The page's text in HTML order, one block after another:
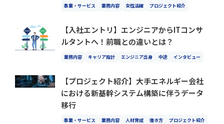
事業・サービス 業務内容 女性活躍 プロジェクト紹介
【入社エントリ】エンジニアからITコンサ
ルタントへ！前職との違いとは？
業務内容 キャリア設計 エンジニア出身 中途 インタビュー
【プロジェクト紹介】大手エネルギー会社
における新基幹システム構築に伴うデータ
移行
事業・サービス 業務内容 人材育成 働き方 プロジェクト紹介